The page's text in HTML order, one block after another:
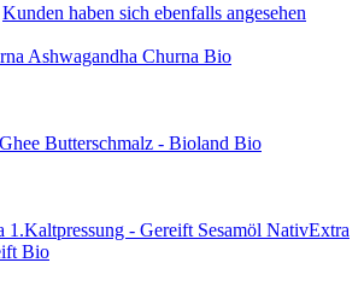
Kunden haben sich ebenfalls angesehen
Ashwagandha Churna Bio
Ghee Butterschmalz - Bioland Bio
Sesamöl NativExtra
Bio